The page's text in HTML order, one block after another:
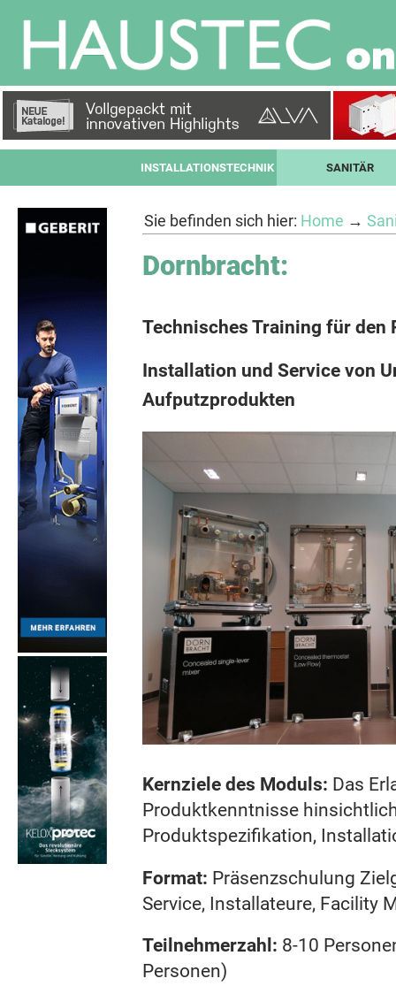
INSTALLATIONSTECHNIK SANITÄR
Sie befinden sich hier: Home →
Dornbracht:
Technisches Training für den
Installation und Service von
Aufputzprodukten
Kernziele des Moduls: Das
Produktkenntnisse
Produktspezifikation,
Format: Präsenzschulung
Service, Installateure, Facility
Teilnehmerzahl: 8-10
Personen)​